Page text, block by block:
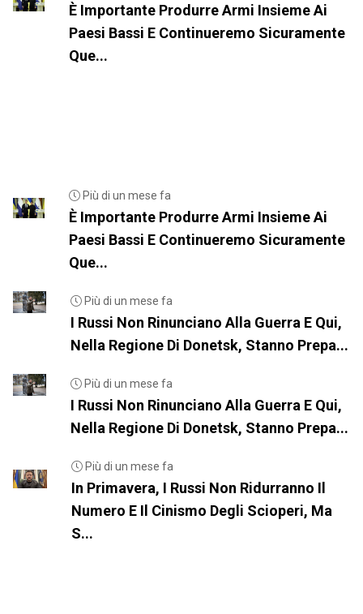
È Importante Produrre Armi Insieme Ai
Paesi Bassi E Continueremo Sicuramente
Que...
Più di un mese fa
È Importante Produrre Armi Insieme Ai
Paesi Bassi E Continueremo Sicuramente
Que...
Più di un mese fa
I Russi Non Rinunciano Alla Guerra E Qui,
Nella Regione Di Donetsk, Stanno Prepa...
Più di un mese fa
I Russi Non Rinunciano Alla Guerra E Qui,
Nella Regione Di Donetsk, Stanno Prepa...
Più di un mese fa
In Primavera, I Russi Non Ridurranno Il
Numero E Il Cinismo Degli Scioperi, Ma
S...